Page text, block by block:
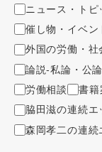
ニュース・トピ
催し物・イベン
外国の労働・社
論説-私論・公
労働相談
書
脇田滋の連続エ
森岡孝二の連続